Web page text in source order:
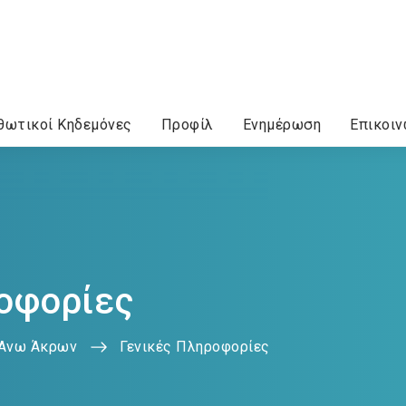
Κηδεμόνες Προφίλ Ενημέρωση
Άκρων Γενικές Πληροφορίες